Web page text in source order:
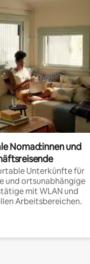
Nomad:innen und
Unterkünfte für
und ortsunabhängige
mit WLAN und
Arbeitsbereichen.